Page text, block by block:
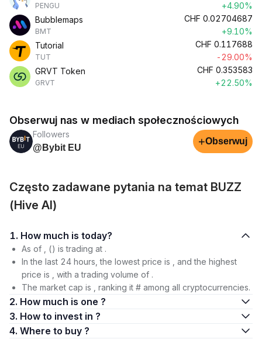
PENGU
+4.90%
Bubblemaps
BMT
CHF 0.02704687
+9.10%
Tutorial
TUT
CHF 0.117688
-29.00%
GRVT Token
GRVT
CHF 0.353583
+22.50%
Obserwuj nas w mediach społecznościowych
Followers
@Bybit EU
+Obserwuj
Często zadawane pytania na temat BUZZ
(Hive AI)
1. How much is today?
As of , () is trading at .
In the last 24 hours, the lowest price is , and the highest
price is , with a trading volume of .
The market cap is , ranking it # among all cryptocurrencies.
2. How much is one ?
3. How to invest in ?
4. Where to buy ?